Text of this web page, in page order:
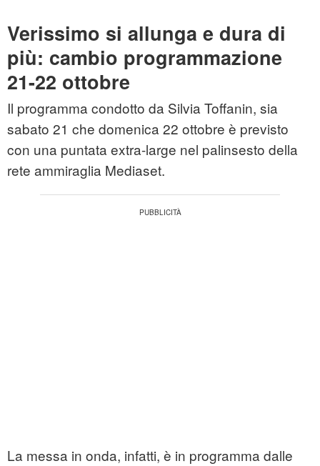
Verissimo si allunga e dura di
più: cambio programmazione
21-22 ottobre
Il programma condotto da Silvia Toffanin, sia
sabato 21 che domenica 22 ottobre è previsto
con una puntata extra-large nel palinsesto della
rete ammiraglia Mediaset.
La messa in onda, infatti, è in programma dalle